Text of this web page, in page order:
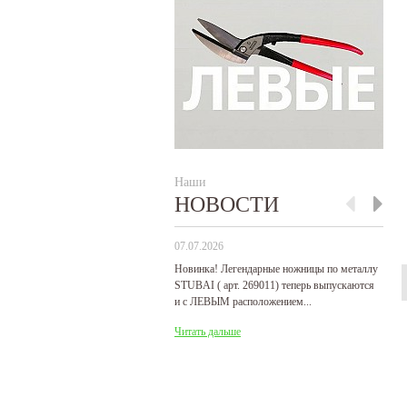
Наши
НОВОСТИ
07.07.2026
Новинка! Легендарные ножницы по металлу
STUBAI ( арт. 269011) теперь выпускаются
и с ЛЕВЫМ расположением...
Читать дальше